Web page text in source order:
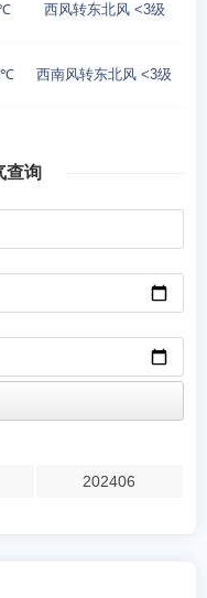
西风转东北风 <3级
西南风转东北风 <3级
查询
202406